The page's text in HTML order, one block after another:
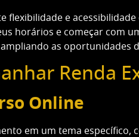
flexibilidade e
horários e começar com
as oportunidades
Renda
Online
em um tema